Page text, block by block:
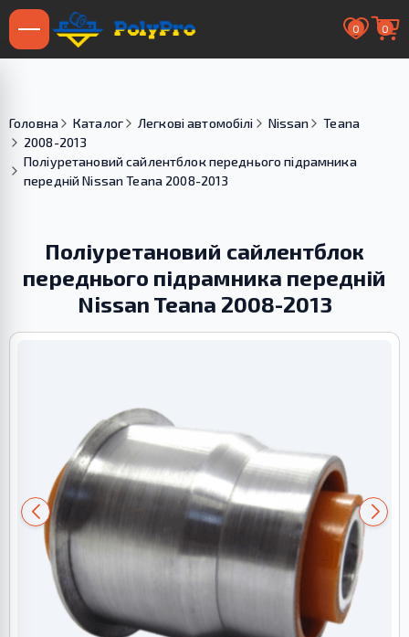
0 0
Головна Каталог Легкові автомобілі Nissan
Teana
2008-2013
Поліуретановий cайлентблок переднього підрамника
передній Nissan Teana 2008-2013
Поліуретановий cайлентблок
переднього підрамника передній
Nissan Teana 2008-2013